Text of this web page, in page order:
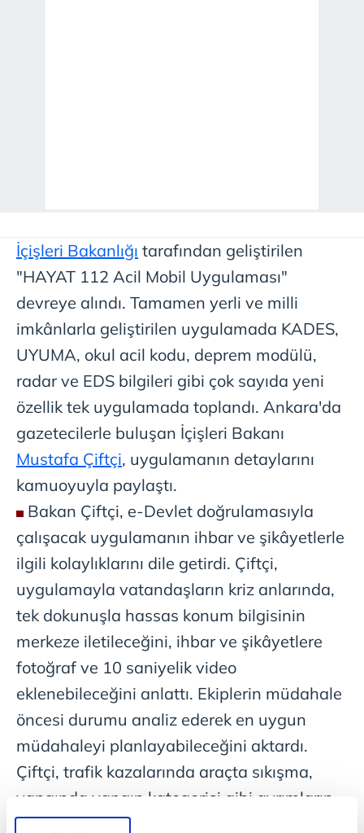
İçişleri Bakanlığı tarafından geliştirilen
"HAYAT 112 Acil Mobil Uygulaması"
devreye alındı. Tamamen yerli ve milli
imkânlarla geliştirilen uygulamada KADES,
UYUMA, okul acil kodu, deprem modülü,
radar ve EDS bilgileri gibi çok sayıda yeni
özellik tek uygulamada toplandı. Ankara'da
gazetecilerle buluşan İçişleri Bakanı
Mustafa Çiftçi, uygulamanın detaylarını
kamuoyuyla paylaştı.
Bakan Çiftçi, e-Devlet doğrulamasıyla
çalışacak uygulamanın ihbar ve şikâyetlerle
ilgili kolaylıklarını dile getirdi. Çiftçi,
uygulamayla vatandaşların kriz anlarında,
tek dokunuşla hassas konum bilgisinin
merkeze iletileceğini, ihbar ve şikâyetlere
fotoğraf ve 10 saniyelik video
eklenebileceğini anlattı. Ekiplerin müdahale
öncesi durumu analiz ederek en uygun
müdahaleyi planlayabileceğini aktardı.
Çiftçi, trafik kazalarında araçta sıkışma,
yangında yangın kategorisi gibi ayrımların
hızlıca yapılarak uygun birimin